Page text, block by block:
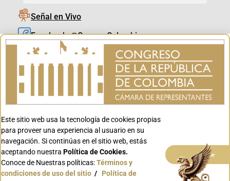
Señal en Vivo
Facebook_@CamaraColombia
Instagram_@CamaraColombia
X_@CamaraColombia
Youtube_@CamaraColombia
Youtube_@CanalCongreso
Conoce GOV.CO
Este sitio web usa la tecnología de cookies propias
para proveer una experiencia al usuario en su
navegación. Si continúas en el sitio web, estás
aceptando nuestra Política de Cookies.
Conoce de Nuestras políticas:Términos y
condiciones de uso del sitio / Política de
Aceptar